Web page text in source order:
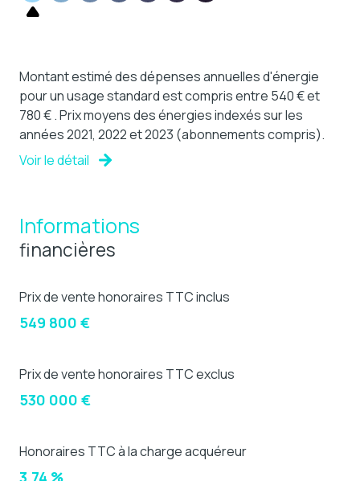
Montant estimé des dépenses annuelles d'énergie
pour un usage standard est compris entre 540 € et
780 € . Prix moyens des énergies indexés sur les
années 2021, 2022 et 2023 (abonnements compris).
Voir le détail
Informations
financières
Prix de vente honoraires TTC inclus
549 800 €
Prix de vente honoraires TTC exclus
530 000 €
Honoraires TTC à la charge acquéreur
3,74 %